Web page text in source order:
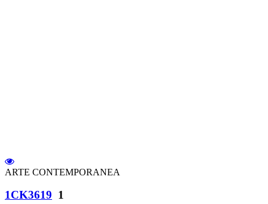
ARTE CONTEMPORANEA
1CK3619 1